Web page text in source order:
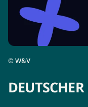
©W&V